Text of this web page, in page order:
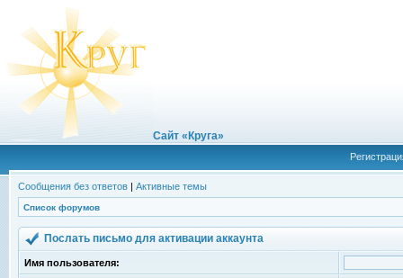
Сайт «Круга»
Сообщения без ответов | Активные темы
Список форумов
Послать письмо для активации аккаунта
Имя пользователя: